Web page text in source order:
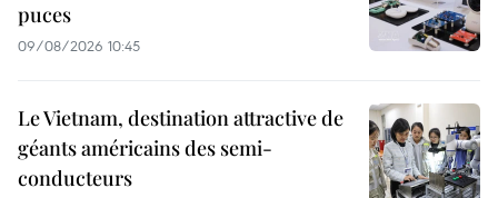
puces
09/08/2026 10:45
Le Vietnam, destination attractive de
géants américains des semi-
conducteurs